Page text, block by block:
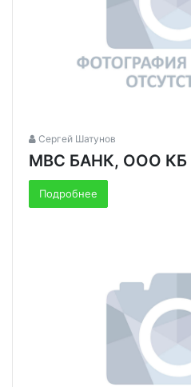
Сергей Шатунов
МВС БАНК, ООО КБ
Подробнее